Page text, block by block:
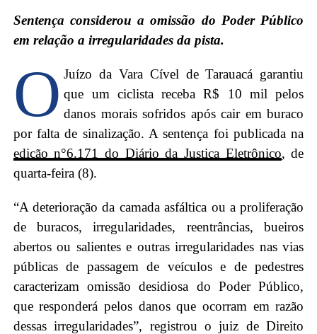
Sentença considerou a omissão do Poder Público
em relação a irregularidades da pista.
O Juízo da Vara Cível de Tarauacá garantiu
que um ciclista receba R$ 10 mil pelos
danos morais sofridos após cair em buraco
por falta de sinalização. A sentença foi publicada na
edição n°6.171 do Diário da Justiça Eletrônico, de
quarta-feira (8).
“A deterioração da camada asfáltica ou a proliferação
de buracos, irregularidades, reentrâncias, bueiros
abertos ou salientes e outras irregularidades nas vias
públicas de passagem de veículos e de pedestres
caracterizam omissão desidiosa do Poder Público,
que responderá pelos danos que ocorram em razão
dessas irregularidades”, registrou o juiz de Direito